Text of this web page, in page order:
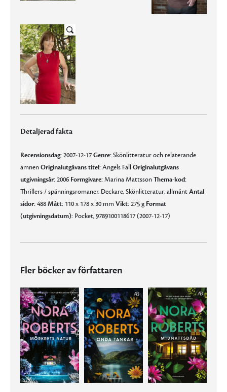
Detaljerad fakta
Recensionsdag:2007-12-17Genre:Skönlitteratur och relaterande
ämnenOriginalutgåvans titel:Angels Fall Originalutgåvans
utgivningsår:2006 Formgivare:Marina MattssonThema-kod:
Thrillers / spänningsromaner, Deckare, Skönlitteratur: allmäntAntal
sidor:488Mått: 110 x 178 x 30 mmVikt:275 g Format
(utgivningsdatum): Pocket, 9789100118617 (2007-12-17)
Fler böcker av författaren